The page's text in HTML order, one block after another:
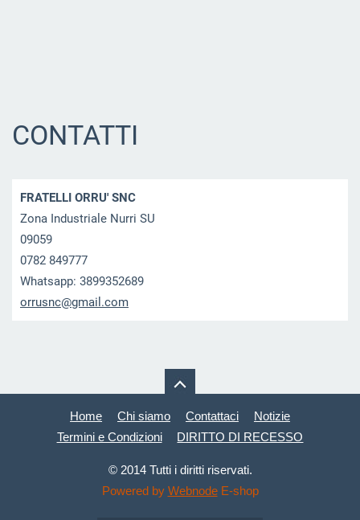
CONTATTI
FRATELLI ORRU' SNC
Zona Industriale Nurri SU
09059
0782 849777
Whatsapp: 3899352689
orrusnc@gmail.com
Home Chi siamo Contattaci
Notizie
Termini e Condizioni
DIRITTO DI RECESSO
© 2014 Tutti i diritti riservati.
Powered by WebnodeE-shop